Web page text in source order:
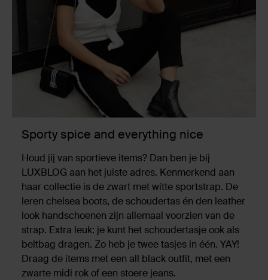
Sporty spice and everything nice
Houd jij van sportieve items? Dan ben je bij
LUXBLOG aan het juiste adres. Kenmerkend aan
haar collectie is de zwart met witte sportstrap. De
leren chelsea boots, de schoudertas én den leather
look handschoenen zijn allemaal voorzien van de
strap. Extra leuk: je kunt het schoudertasje ook als
beltbag dragen. Zo heb je twee tasjes in één. YAY!
Draag de items met een all black outfit, met een
zwarte midi rok of een stoere jeans.